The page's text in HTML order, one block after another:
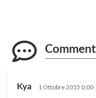
Kya 1 Ottobre 2015 0:00